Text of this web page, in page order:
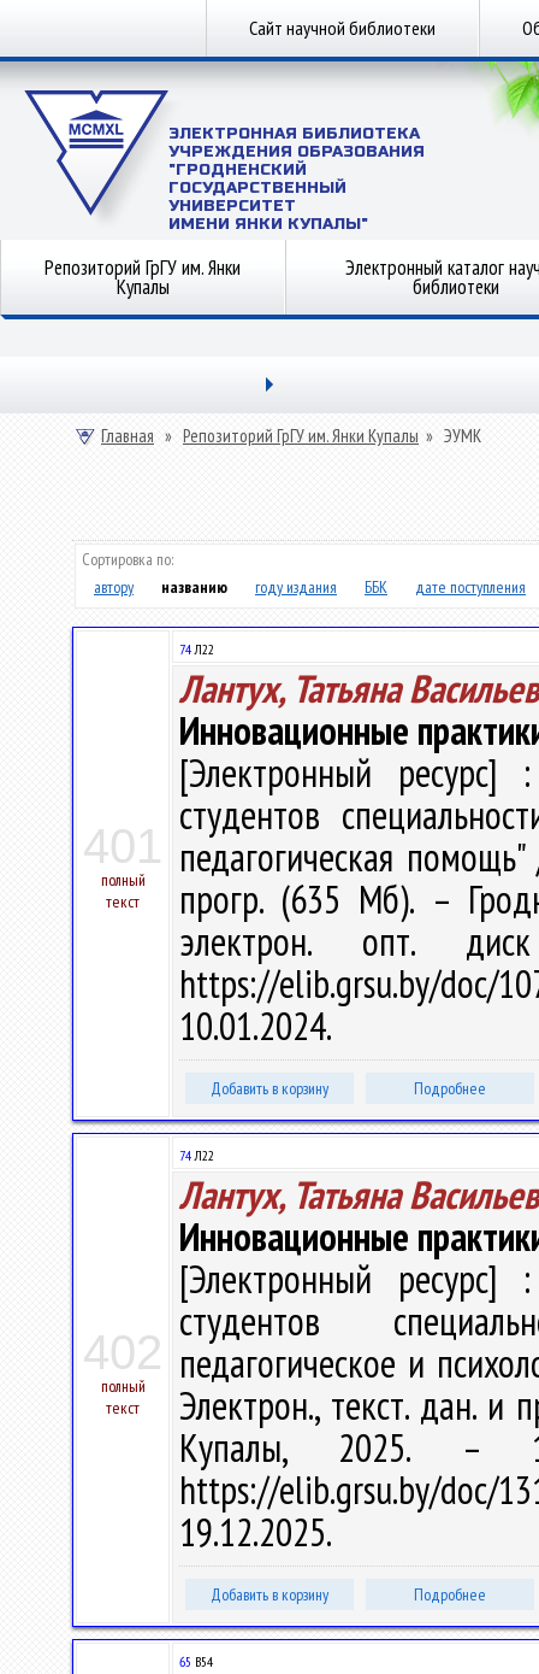
Сайт научной библиотеки
ЭЛЕКТРОННАЯ БИБЛИОТЕКА
УЧРЕЖДЕНИЯ ОБРАЗОВАНИЯ
"ГРОДНЕНСКИЙ
ГОСУДАРСТВЕННЫЙ
УНИВЕРСИТЕТ
ИМЕНИ ЯНКИ КУПАЛЫ"
Репозиторий ГрГУ им. Янки
Купалы
Электронный каталог
библиотеки
Главная » Репозиторий ГрГУ им. Янки Купалы » ЭУМК
Сортировка по:
автору
названию году издания ББК дате поступления
401
полный
текст
74Л22
Лантух, Татьяна
Инновационные
[Электронный ресурс]
студентов
педагогическая
прогр. (635 Мб). –
электрон. опт.
https://elib.grsu.by/doc/
10.01.2024.
Добавить в корзину Подробнее
402
полный
текст
74Л22
Лантух, Татьяна
Инновационные
[Электронный ресурс]
студентов
педагогическое и
Электрон., текст. дан. и
Купалы, 2025. –
https://elib.grsu.by/doc/
19.12.2025.
Добавить в корзину Подробнее
65 В54